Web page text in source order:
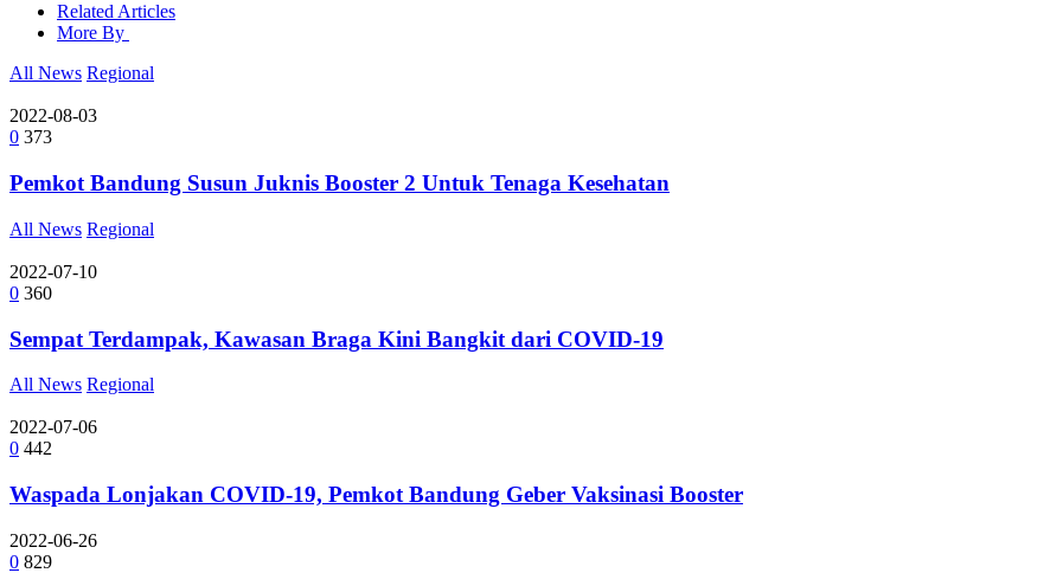
Related Articles
More By
All News Regional
2022-08-03
0 373
Pemkot Bandung Susun Juknis Booster 2 Untuk Tenaga Kesehatan
All News Regional
2022-07-10
0 360
Sempat Terdampak, Kawasan Braga Kini Bangkit dari COVID-19
All News Regional
2022-07-06
0 442
Waspada Lonjakan COVID-19, Pemkot Bandung Geber Vaksinasi Booster
2022-06-26
0 829